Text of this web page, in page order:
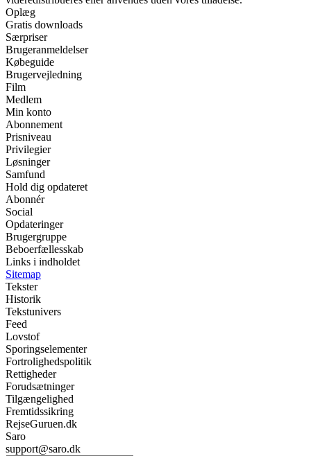
Oplæg
Gratis downloads
Særpriser
Brugeranmeldelser
Købeguide
Brugervejledning
Film
Medlem
Min konto
Abonnement
Prisniveau
Privilegier
Løsninger
Samfund
Hold dig opdateret
Abonnér
Social
Opdateringer
Brugergruppe
Beboerfællesskab
Links i indholdet
Sitemap
Tekster
Historik
Tekstunivers
Feed
Lovstof
Sporingselementer
Fortrolighedspolitik
Rettigheder
Forudsætninger
Tilgængelighed
Fremtidssikring
RejseGuruen.dk
Saro
support@saro.dk